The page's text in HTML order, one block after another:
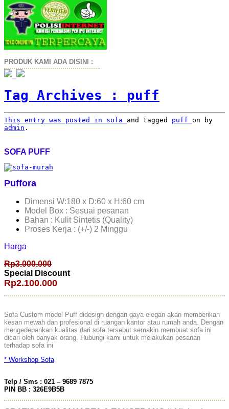
PRODUK KAMI ADA DISINI :
Tag Archives : puff
This entry was posted in sofa and tagged puff on
by
admin .
SOFA PUFF
Puffora
Dimensi W:180 x D:60 x H:60 cm
Model Box : Sesuai pesanan
Bahan : Kulit Sintetis (Quality)
Proses Kerja : (+/-) 2 Minggu
Harga
Rp3.000.000
Special Discount
Rp2.100.000
Sofa Custom model Puff didesign dengan gaya elegan akan memberikan
kesan mewah dan profesional di ruangan kantor atau rumah anda. Dengan
mengedepankan kualitas dari sofa tersebut semakin membuat sofa ini
dicari oleh banyak orang. Hubungi kami untuk melakukan pesanan
terhadap sofa ini
* Workshop Sofa
Telp / Sms : 021 – 9689 7875
PIN BB : 326E9B5B